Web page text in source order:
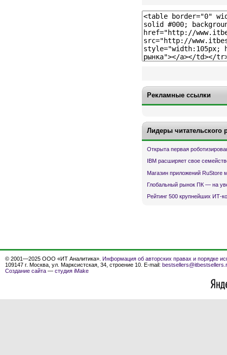
Рекламные ссылки
Лидеры читательского
Открыта первая
IBM расширяет свое
Магазин приложений RuStore
Глобальный рынок ПК — на
Рейтинг 500 крупнейших ИТ-
© 2001—2025 ООО «ИТ Аналитика». Информация об авторских правах и порядке
109147 г. Москва, ул. Марксистская, 34, строение 10. E-mail:
Создание сайта — студия iMake